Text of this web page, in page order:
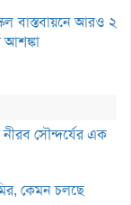
বাস্তবায়নে আরও ২
আশঙ্কা
সৌন্দর্যের এক
কেমন চলছে